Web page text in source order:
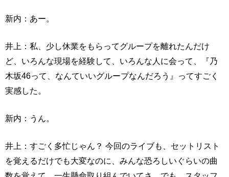
新内：あー。
井上：私、少し休業をもらってグループを離れたんだけ
ど、いろんな現場を経験して、いろんな人に会って、『乃
木坂46って、なんていいグループなんだろう』ってすごく
実感した。
新内：うん。
井上：すごく多忙じゃん？ 今回のライブも、セットリスト
を覚えるだけでも大変なのに、みんな恐ろしいぐらいの曲